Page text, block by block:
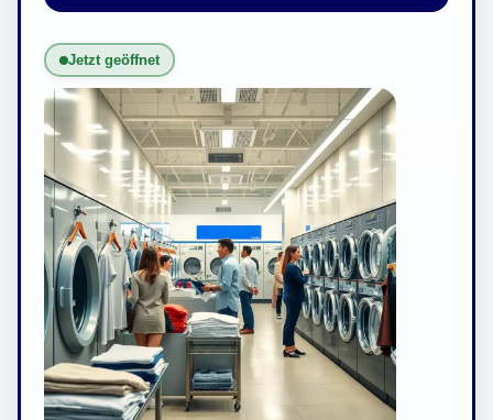
Jetzt geöffnet